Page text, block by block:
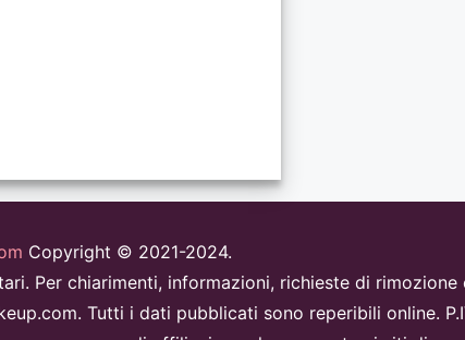
Copyright © 2021-2024.
Per chiarimenti, informazioni, richieste di rimozione
Tutti i dati pubblicati sono reperibili online.